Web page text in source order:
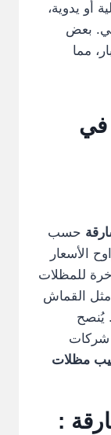
أو يدوية،
بعض
مما
في
حسب
الأسعار
للمظلات
مثل القماش
يُنصح
شركات
مظلات
: